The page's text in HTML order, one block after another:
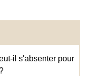
il s'absenter pour